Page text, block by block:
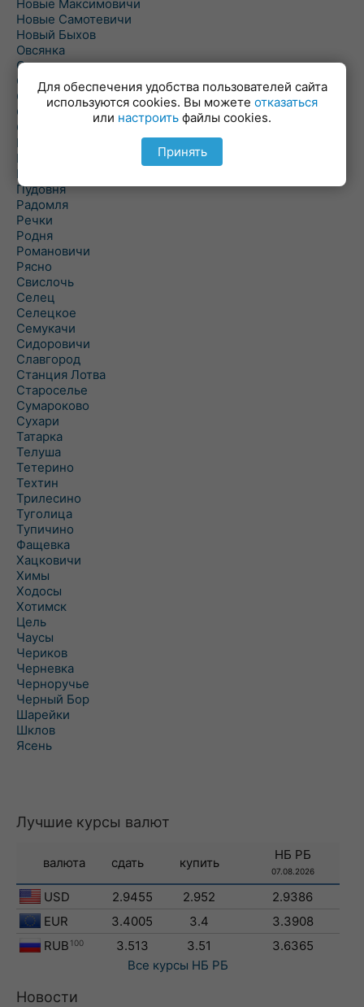
Новые Максимовичи
Новые Самотевичи
Новый Быхов
Овсянка
Ордать
Ореховка
Осиновка
Осиповичи
Осово
Павловичи
Паршино
Петуховка
Пудовня
Радомля
Речки
Родня
Романовичи
Рясно
Свислочь
Селец
Селецкое
Семукачи
Сидоровичи
Славгород
Станция Лотва
Староселье
Сумароково
Сухари
Татарка
Телуша
Тетерино
Техтин
Трилесино
Туголица
Тупичино
Фащевка
Хацковичи
Химы
Ходосы
Хотимск
Цель
Чаусы
Чериков
Черневка
Черноручье
Черный Бор
Шарейки
Шклов
Ясень
Лучшие курсы валют
валюта сдать купить
НБ РБ
07.08.2026
USD 2.9455 2.952
2.9386
EUR
3.4005 3.4
3.3908
RUB 100 3.513 3.51
3.6365
Все курсы НБ РБ
Новости
Для обеспечения удобства пользователей сайта
используются cookies. Вы можете отказаться
или настроить файлы cookies.
Принять